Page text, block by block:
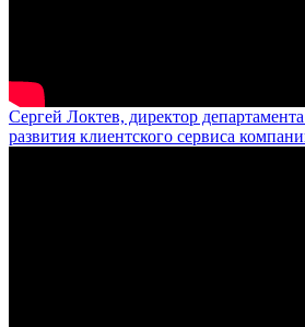
Сергей Локтев, директор
развития клиентского сервиса